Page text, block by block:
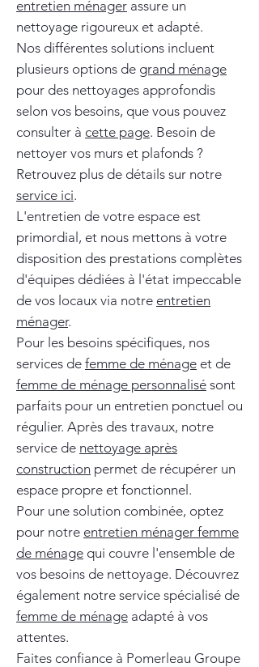
entretien ménager assure un
nettoyage rigoureux et adapté.
Nos différentes solutions incluent
plusieurs options de grand ménage
pour des nettoyages approfondis
selon vos besoins, que vous pouvez
consulter à cette page. Besoin de
nettoyer vos murs et plafonds ?
Retrouvez plus de détails sur notre
service ici.
L'entretien de votre espace est
primordial, et nous mettons à votre
disposition des prestations complètes
d'équipes dédiées à l'état impeccable
de vos locaux via notre entretien
ménager.
Pour les besoins spécifiques, nos
services de femme de ménage et de
femme de ménage personnalisé sont
parfaits pour un entretien ponctuel ou
régulier. Après des travaux, notre
service de nettoyage après
construction permet de récupérer un
espace propre et fonctionnel.
Pour une solution combinée, optez
pour notre entretien ménager femme
de ménage qui couvre l'ensemble de
vos besoins de nettoyage. Découvrez
également notre service spécialisé de
femme de ménage adapté à vos
attentes.
Faites confiance à Pomerleau Groupe